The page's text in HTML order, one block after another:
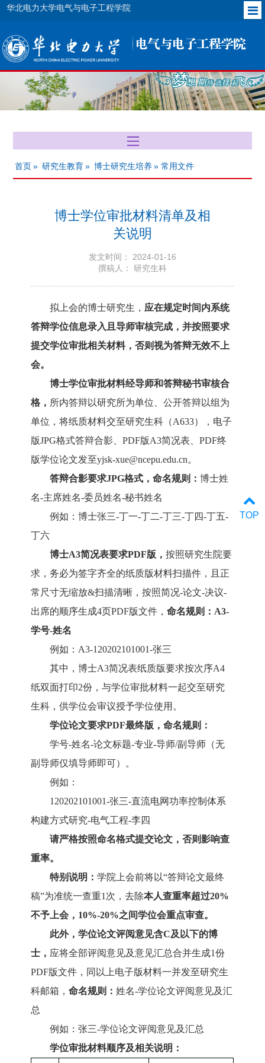
华北电力大学电气与电子工程学院
首页 » 研究生教育 » 博士研究生培养 » 常用文件
博士学位审批材料清单及相
关说明
发文时间： 2024-01-16
撰稿人： 研究生科
拟上会的博士研究生， 应在规定时间内系统
答辩学位信息录入且导师审核完成，并按照要求
提交学位审批相关材料，否则视为答辩无效不上
会。
博士学位审批材料经导师和答辩秘书审核合
格， 所内答辩以研究所为单位、公开答辩以组为
单位 ，将纸质材料交至研究生科 （A633）， 电子
版JPG格式答辩合影 、PDF版A3简况表 、PDF终
版学位论文发至yjsk-xue@ncepu.edu.cn。
答辩合影要求JPG格式 ，命名规则 ：博士姓
名-主席姓名-委员姓名-秘书姓名
例如：博士张三-丁一-丁二-丁三-丁四-丁五-
丁六
博士A3简况表要求PDF版，按照研究生院要
求，务必为签字齐全的纸质版材料扫描件，且 正
常尺寸无缩放&扫描清晰，按照简况-论文-决议-
出席的顺序生成4页PDF版文件，命名规则 ： A3-
学号-姓名
例如： A3-1 20202101001-张三
其中，博士A3简况表纸质版要求按次序A4
纸双面打印2份，与学位审批材料一起交至研究
生科，供学位会审议授予学位使用。
学位论文要求PDF最终版 ，命名规则 ：
学号-姓名-论文标题-专业-导师/副导师（无
副导师仅填导师即可）。
例如：
1 20202101001-张三-直流电网功率控制体系
构建方式研究-电气工程-李四
请严格按照命名格式提交论文，否则影响查
重率。
特别说明：学院上会前将以“答辩论文最终
稿”为准统一查重1次，去除本人查重率超过20%
不予上会，10%-20%之间学位会重点审查。
此外，学位论文评阅意见含C及以下的博
士， 应将全部评阅意见及意见汇总合并生成1份
PDF版文件 ， 同以上电子版材料一并发至研究生
科邮箱，命名规则 ：姓名-学位论文评阅意见及汇
总
例如：张三-学位论文评阅意见及汇总
学位审批材料顺序及相关说明：
TOP